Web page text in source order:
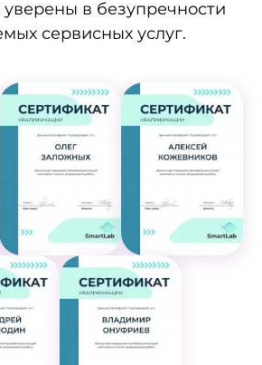
в безупречности
сервисных услуг.